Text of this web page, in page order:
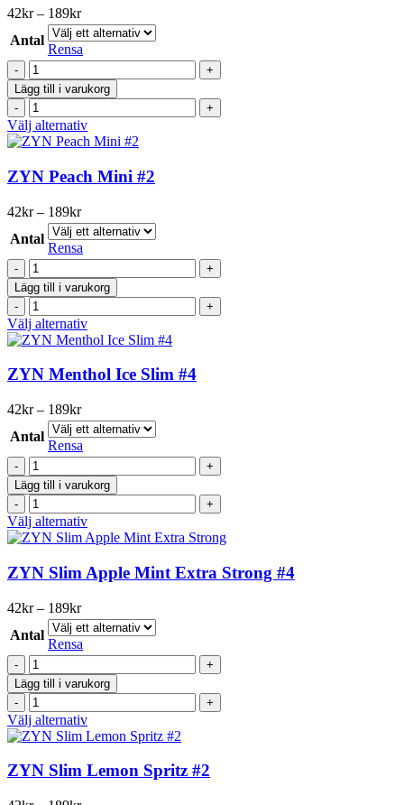
De
olika
väljas
produktsidan
42kr – 189krPrisintervall:
42kr
till
189kr
Antal
Rensa
ZYN
Red
Berry
Fizz
Slim
#3
Lägg till i varukorg
ZYN
Red
Berry
Slim
#3
Välj alternativDen
här
har
flera
De
olika
väljas
på
produktsidan
ZYN Peach Mini #2
42kr – 189krPrisintervall:
42kr
till
189kr
Antal
Rensa
ZYN
Peach
Mini
#2
mängd
Lägg till i varukorg
ZYN
Peach
Mini
mängd
Välj alternativDen
här
har
De
olika
väljas
produktsidan
ZYN Menthol Ice Slim #4
42kr – 189krPrisintervall:
42kr
till
189kr
Antal
Rensa
ZYN
Menthol
Ice
Slim
#4
mängd
Lägg till i varukorg
ZYN
Menthol
Ice
#4
mängd
Välj alternativDen
här
har
flera
De
olika
väljas
på
produktsidan
ZYN Slim Apple Mint Extra Strong #4
42kr – 189krPrisintervall:
42kr
till
189kr
Antal
Rensa
ZYN
Slim
Apple
Mint
Extra
Strong
mängd
Lägg till i varukorg
ZYN
Slim
Apple
Extra
Strong
Välj alternativDen
här
har
ZYN Slim Lemon Spritz #2